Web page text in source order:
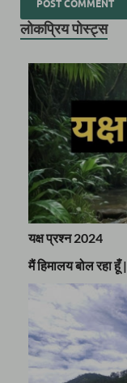
लोकप्रिय पोस्ट्स
यक्ष प्रश्न 2024
मैं हिमालय बोल रहा